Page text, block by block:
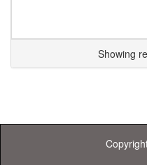
Showing